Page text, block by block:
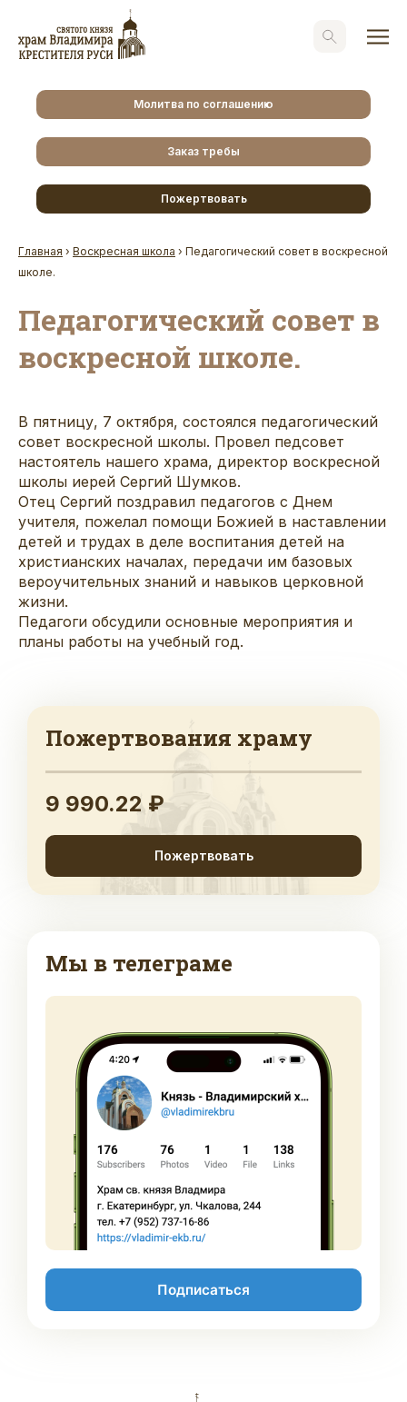
Молитва по соглашению
Заказ требы
Пожертвовать
Главная › Воскресная школа › Педагогический совет в воскресной
школе.
Педагогический совет в
воскресной школе.
В пятницу, 7 октября, состоялся педагогический
совет воскресной школы. Провел педсовет
настоятель нашего храма, директор воскресной
школы иерей Сергий Шумков.
Отец Сергий поздравил педагогов с Днем
учителя, пожелал помощи Божией в наставлении
детей и трудах в деле воспитания детей на
христианских началах, передачи им базовых
вероучительных знаний и навыков церковной
жизни.
Педагоги обсудили основные мероприятия и
планы работы на учебный год.
Пожертвования храму
9 990.22 ₽
Пожертвовать
Мы в телеграме
Подписаться